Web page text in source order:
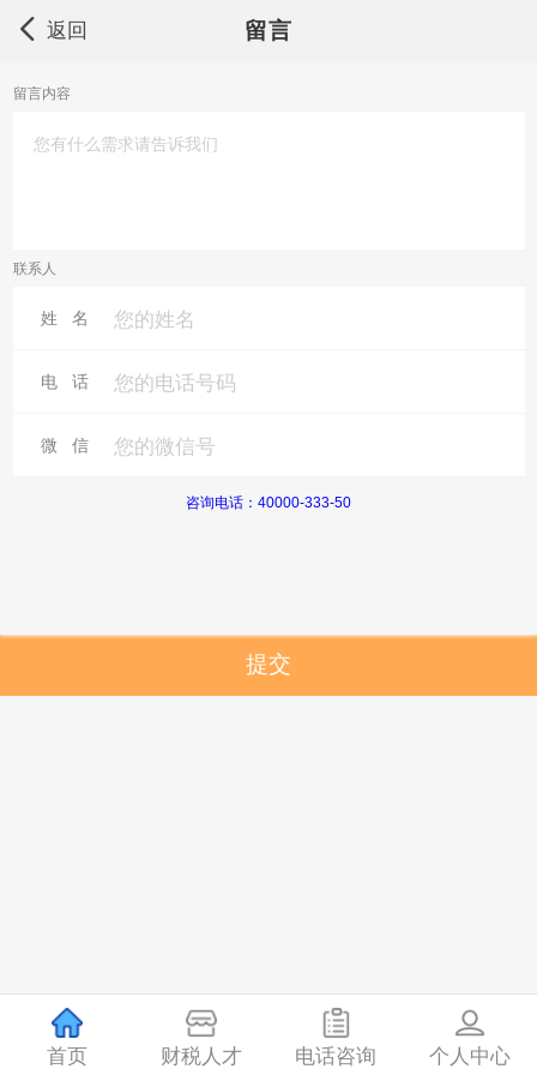
返回 留言
留言内容
联系人
姓 名
电 话
微 信
咨询电话：40000-333-50
提交
首页 财税人才 电话咨询 个人中心